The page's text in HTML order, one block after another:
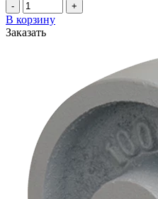
- +
В корзину
Заказать